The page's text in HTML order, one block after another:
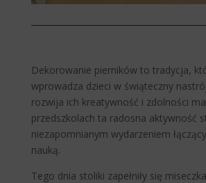
Dekorowanie pierników to tradycja,
wprowadza dzieci w świąteczny
rozwija ich kreatywność i zdolności
przedszkolach ta radosna aktywność
niezapomnianym wydarzeniem
nauką.
Tego dnia stoliki zapełniły się